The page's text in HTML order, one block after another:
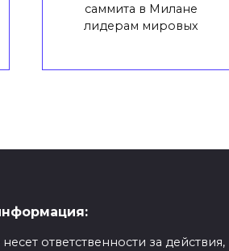
саммита в Милане
лидерам мировых
ответственности за действия,